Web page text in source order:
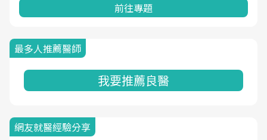
前往專題
最多人推薦醫師
我要推薦良醫
網友就醫經驗分享